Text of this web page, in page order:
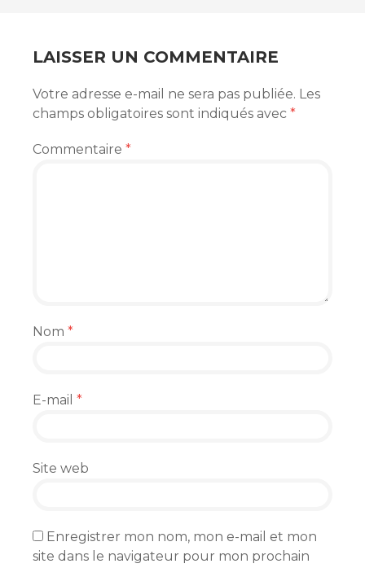
ARTICLES
LAISSER UN COMMENTAIRE
Votre adresse e-mail ne sera pas publiée. Les
champs obligatoires sont indiqués avec *
Commentaire *
Nom *
E-mail *
Site web
Enregistrer mon nom, mon e-mail et mon
site dans le navigateur pour mon prochain